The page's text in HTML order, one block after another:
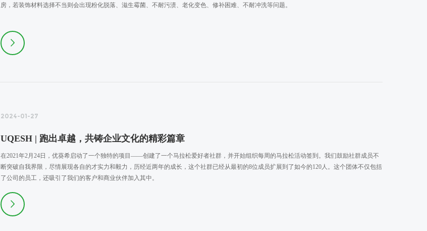
房，若装饰材料选择不当则会出现粉化脱落、滋生霉菌、不耐污渍、老化变色、修补困难、不耐冲洗等问题。
2024-01-27
UQESH | 跑出卓越，共铸企业文化的精彩篇章
在2021年2月24日，优葵希启动了一个独特的项目——创建了一个马拉松爱好者社群，并开始组织每周的马拉松活动签到。我们鼓励社群成员不
断突破自我界限，尽情展现各自的才实力和毅力，历经近两年的成长，这个社群已经从最初的8位成员扩展到了如今的120人。这个团体不仅包括
了公司的员工，还吸引了我们的客户和商业伙伴加入其中。